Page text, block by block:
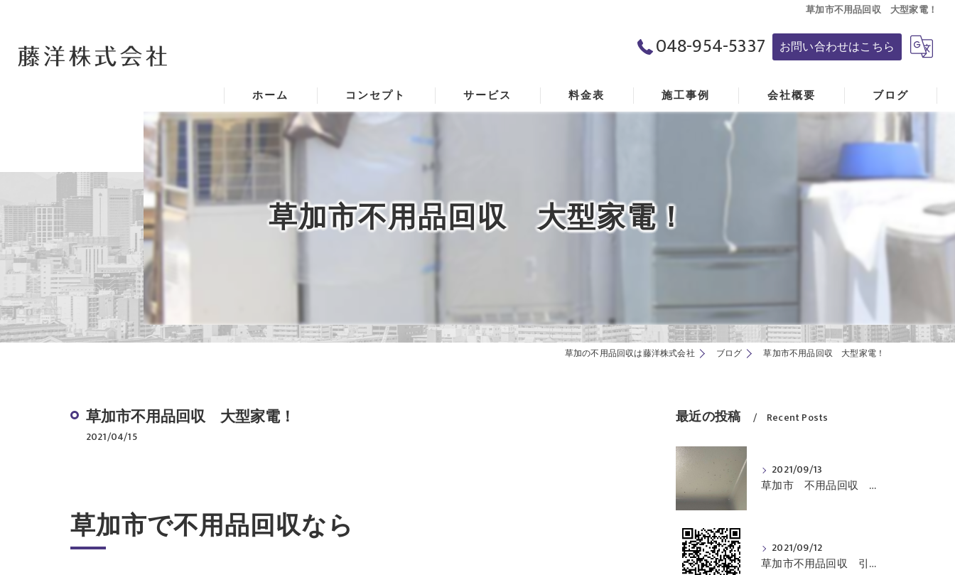
草加市不用品回収 大型家電！
048-954-5337 お問い合わせはこちら
ホーム コンセプト
草加の不用品回収･藤洋株式会社の口コミ情報
草加の不用品回収･藤洋株式会社の評判
草加の不用品回収･藤洋株式会社のお客様の声
サービス 料金表 施工事例 会社概要 ブログ
Youtube動画
草加市不用品回収 大型家電！
草加の不用品回収は藤洋株式会社 ブログ 草加市不用品回収 大型家電！
草加市不用品回収 大型家電！
2021/04/15
草加市で不用品回収なら
最近の投稿 Recent Posts
2021/09/13
草加市 不用品回収 お掃除
2021/09/12
草加市不用品回収 引っ越し前のお掃除